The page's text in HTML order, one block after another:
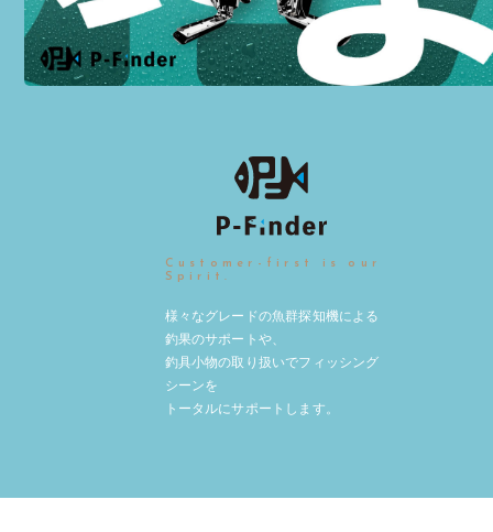
Customer-first is our
Spirit.
様々なグレードの魚群探知機による
釣果のサポートや、
釣具小物の取り扱いでフィッシング
シーンを
トータルにサポートします。